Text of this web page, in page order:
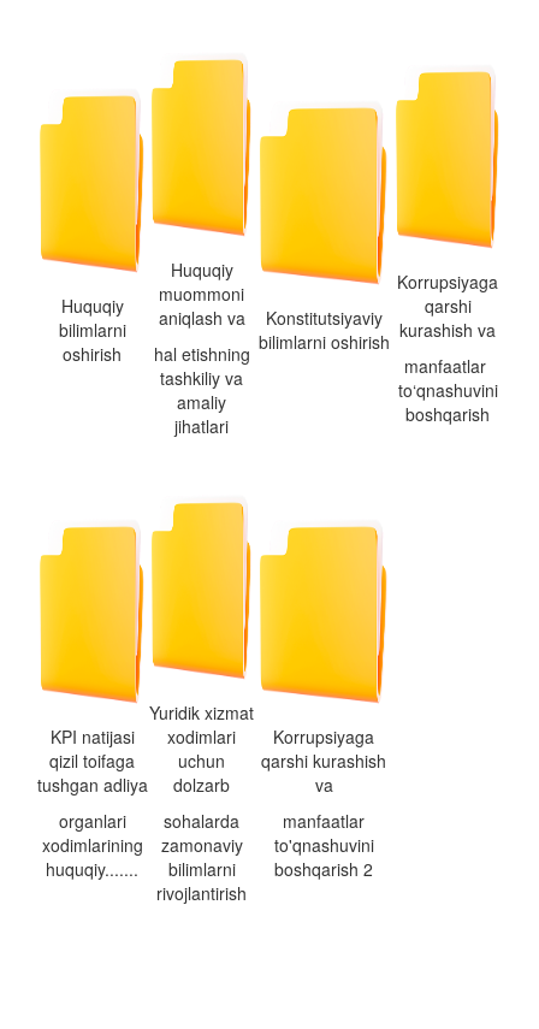
Huquqiy
bilimlarni
oshirish
Huquqiy
muommoni
aniqlash va
hal etishning
tashkiliy va
amaliy
jihatlari
Konstitutsiyaviy
bilimlarni oshirish
Korrupsiyaga
qarshi
kurashish va
manfaatlar
to‘qnashuvini
boshqarish
KPI natijasi
qizil toifaga
tushgan adliya
organlari
xodimlarining
huquqiy.......
Yuridik xizmat
xodimlari
uchun
dolzarb
sohalarda
zamonaviy
bilimlarni
rivojlantirish
Korrupsiyaga
qarshi kurashish
va
manfaatlar
to'qnashuvini
boshqarish 2